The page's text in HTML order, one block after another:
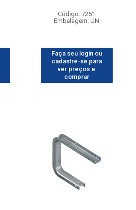
Código: 7251
Embalagem: UN
Faça seu login ou
cadastre-se para
ver preços e
comprar